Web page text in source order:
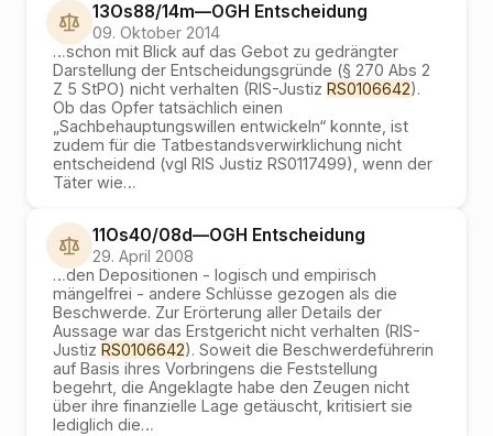
13Os88/14m—OGH Entscheidung
09. Oktober 2014
…schon mit Blick auf das Gebot zu gedrängter
Darstellung der Entscheidungsgründe (§ 270 Abs 2
Z 5 StPO) nicht verhalten (RIS-Justiz RS0106642).
Ob das Opfer tatsächlich einen
„Sachbehauptungswillen entwickeln“ konnte, ist
zudem für die Tatbestandsverwirklichung nicht
entscheidend (vgl RIS Justiz RS0117499), wenn der
Täter wie…
11Os40/08d—OGH Entscheidung
29. April 2008
…den Depositionen - logisch und empirisch
mängelfrei - andere Schlüsse gezogen als die
Beschwerde. Zur Erörterung aller Details der
Aussage war das Erstgericht nicht verhalten (RIS-
Justiz RS0106642). Soweit die Beschwerdeführerin
auf Basis ihres Vorbringens die Feststellung
begehrt, die Angeklagte habe den Zeugen nicht
über ihre finanzielle Lage getäuscht, kritisiert sie
lediglich die…